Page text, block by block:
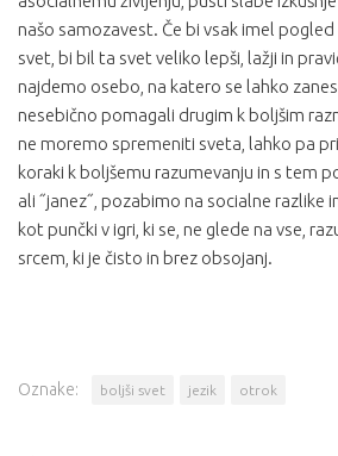
našo samozavest. Če bi vsak imel
svet, bi bil ta svet veliko lepši, lažji in
najdemo osebo, na katero se lahko
nesebično pomagali drugim k boljšim
ne moremo spremeniti sveta, lahko pa
koraki k boljšemu razumevanju in s tem
ali ˝janez˝, pozabimo na socialne razlike
kot punčki v igri, ki se, ne glede na vse,
srcem, ki je čisto in brez obsojanj.
Oznake: boljši svet jezik otrok